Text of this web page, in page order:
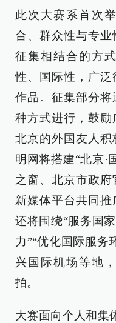
此次大赛系首次
合、群众性与专业
征集相结合的方
性、国际性，广泛
作品。征集部分
种方式进行，鼓励
北京的外国友人
明网将搭建“北京·
之窗、北京市政
新媒体平台共同
还将围绕“服务国
力”“优化国际服务
兴国际机场等地
拍。
大赛面向个人和集